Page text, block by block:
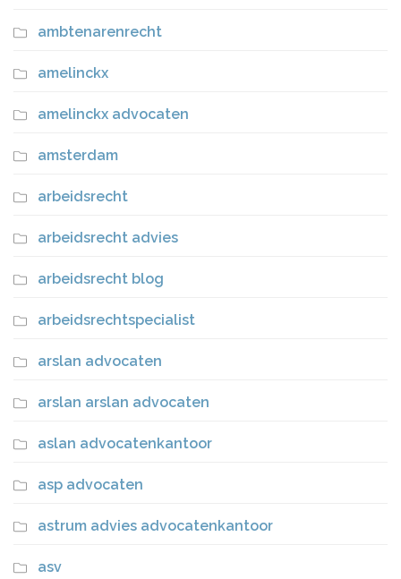
ambtenarenrecht
amelinckx
amelinckx advocaten
amsterdam
arbeidsrecht
arbeidsrecht advies
arbeidsrecht blog
arbeidsrechtspecialist
arslan advocaten
arslan arslan advocaten
aslan advocatenkantoor
asp advocaten
astrum advies advocatenkantoor
asv